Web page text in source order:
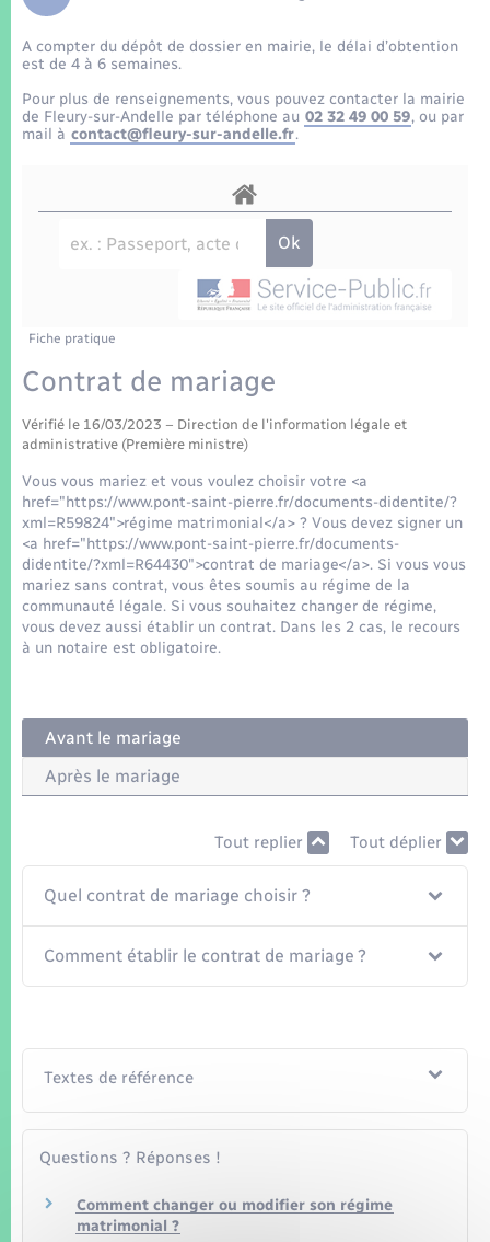
Etat-civil - Papiers - Citoyenneté
Mariage – PACS
Parrainage civil
Logement - Urbanisme
Nouvel habitant
Organisation d’événement
Sécurité - Prévention
Seniors
Transports
Transports scolaires
Voirie et espace public
Travaux - Autorisation d’occupation de l’espace
public
Compétences
Plan interactif
La Communauté de communes
A compter du dépôt de dossier en mairie, le délai d’obtention
est de 4 à 6 semaines.
Pour plus de renseignements, vous pouvez contacter la mairie
de Fleury-sur-Andelle par téléphone au 02 32 49 00 59, ou par
mail à contact@fleury-sur-andelle.fr.
Fiche pratique
Contrat de mariage
Vérifié le 16/03/2023 – Direction de l'information légale et
administrative (Première ministre)
Vous vous mariez et vous voulez choisir votre <a
href="https://www.pont-saint-pierre.fr/documents-didentite/?
xml=R59824">régime matrimonial</a> ? Vous devez signer un
<a href="https://www.pont-saint-pierre.fr/documents-
didentite/?xml=R64430">contrat de mariage</a>. Si vous vous
mariez sans contrat, vous êtes soumis au régime de la
communauté légale. Si vous souhaitez changer de régime,
vous devez aussi établir un contrat. Dans les 2 cas, le recours
à un notaire est obligatoire.
Avant le mariage
Après le mariage
Tout replier Tout déplier
Quel contrat de mariage choisir ?
Comment établir le contrat de mariage ?
Textes de référence
Questions ? Réponses !
Comment changer ou modifier son régime
matrimonial ?